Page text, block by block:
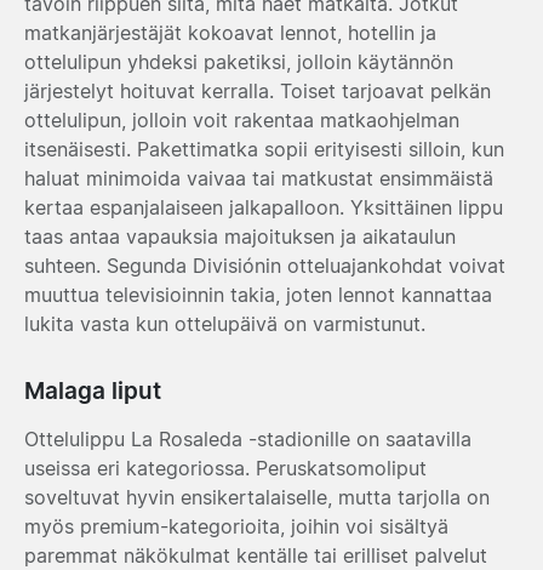
matkanjärjestäjät kokoavat lennot, hotellin ja
ottelulipun yhdeksi paketiksi, jolloin käytännön
järjestelyt hoituvat kerralla. Toiset tarjoavat pelkän
ottelulipun, jolloin voit rakentaa matkaohjelman
itsenäisesti. Pakettimatka sopii erityisesti silloin, kun
haluat minimoida vaivaa tai matkustat ensimmäistä
kertaa espanjalaiseen jalkapalloon. Yksittäinen lippu
taas antaa vapauksia majoituksen ja aikataulun
suhteen. Segunda Divisiónin otteluajankohdat voivat
muuttua televisioinnin takia, joten lennot kannattaa
lukita vasta kun ottelupäivä on varmistunut.
Malaga liput
Ottelulippu La Rosaleda -stadionille on saatavilla
useissa eri kategoriossa. Peruskatsomoliput
soveltuvat hyvin ensikertalaiselle, mutta tarjolla on
myös premium-kategorioita, joihin voi sisältyä
paremmat näkökulmat kentälle tai erilliset palvelut